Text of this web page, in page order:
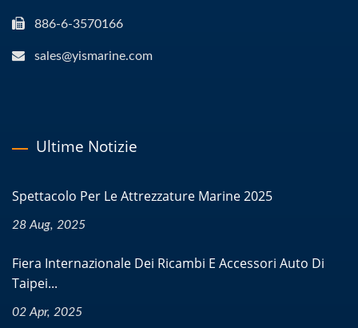
886-6-3570166
sales@yismarine.com
Ultime Notizie
Spettacolo Per Le Attrezzature Marine 2025
28 Aug, 2025
Fiera Internazionale Dei Ricambi E Accessori Auto Di
Taipei...
02 Apr, 2025